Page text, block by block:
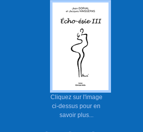
Cliquez sur l'image
ci-dessus pour en
savoir plus...